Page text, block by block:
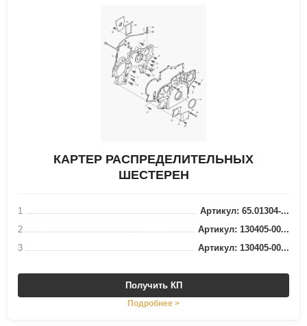
КАРТЕР РАСПРЕДЕЛИТЕЛЬНЫХ
ШЕСТЕРЕН
1
Артикул: 65.01304-...
2
Артикул: 130405-00...
3
Артикул: 130405-00...
Получить КП
Подробнее >